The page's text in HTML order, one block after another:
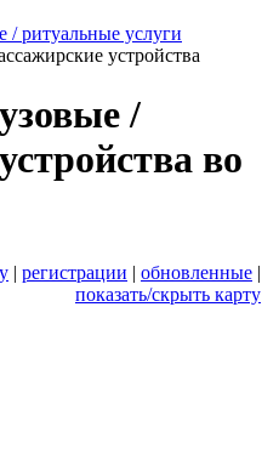
ритуальные услуги
устройства
/
во
| регистрации | обновленные |
показать/скрыть карту